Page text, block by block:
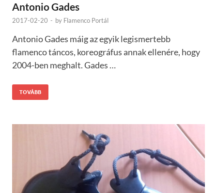
Antonio Gades
2017-02-20 - by Flamenco Portál
Antonio Gades máig az egyik legismertebb
flamenco táncos, koreográfus annak ellenére, hogy
2004-ben meghalt. Gades …
TOVÁBB